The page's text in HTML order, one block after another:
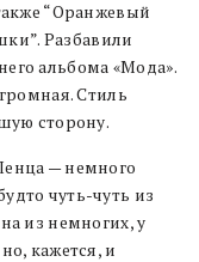
“Оранжевый
Разбавили
альбома «Мода».
Стиль
сторону.
— немного
чуть-чуть из
из немногих, у
кажется, и